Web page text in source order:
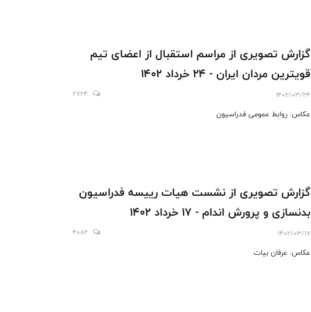
گزارش تصویری از مراسم استقبال از اعضای تیم
قویترین مردان ایران - 24 خرداد 1402
1402/03/24
2764
عکاس: روابط عمومی فدراسیون
گزارش تصويرى از نشست هيات رييسه فدراسيون
بدنسازى و پرورش اندام - ١٧ خرداد ١٤٠٢
1402/03/17
4082
عكاس: عرفان بيات